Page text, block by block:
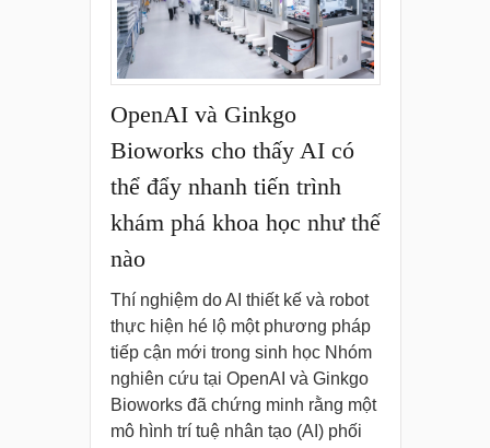
OpenAI và Ginkgo
Bioworks cho thấy AI có
thể đẩy nhanh tiến trình
khám phá khoa học như thế
nào
Thí nghiệm do AI thiết kế và robot
thực hiện hé lộ một phương pháp
tiếp cận mới trong sinh học Nhóm
nghiên cứu tại OpenAI và Ginkgo
Bioworks đã chứng minh rằng một
mô hình trí tuệ nhân tạo (AI) phối